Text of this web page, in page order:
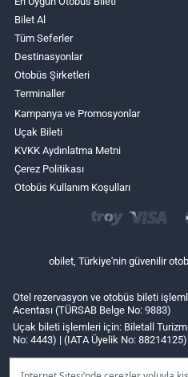
Bilet Al
Tüm Seferler
Destinasyonlar
Otobüs Şirketleri
Terminaller
Kampanya ve Promosyonlar
Uçak Bileti
KVKK Aydınlatma Metni
Çerez Politikası
Otobüs Kullanım Koşulları
obilet, Türkiye'nin güvenilir
Otel rezervasyon ve otobüs bileti
Acentası (TÜRSAB Belge No: 9883)
Uçak bileti işlemleri için: Biletall
No: 4443) | (IATA Üyelik No: 88214125)